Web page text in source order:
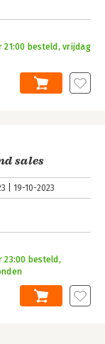
21:00 besteld, vrijdag
sales
19-10-2023
23:00 besteld,